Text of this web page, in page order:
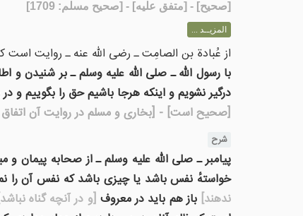
[صحيح] - [متفق عليه] - [صحيح مسلم: 1709]
المزيــد ...
از عُبادة بن الصامِت ـ رضی الله عنه ـ روایت است
با رسول الله ـ صلی الله علیه وسلم ـ بر شنیدن
درگیر نشویم و اینکه هرجا باشیم حق را بگوییم و
[صحیح است] - [بخارى و مسلم در روايت آن اتفاق
شرح
پیامبر ـ صلی الله علیه وسلم ـ از صحابه پیمان
خواستهٔ نفس باشد یا چیزی باشد که نفس آن را
ندهند] باز هم باید در معروف [و در آنچه گناه